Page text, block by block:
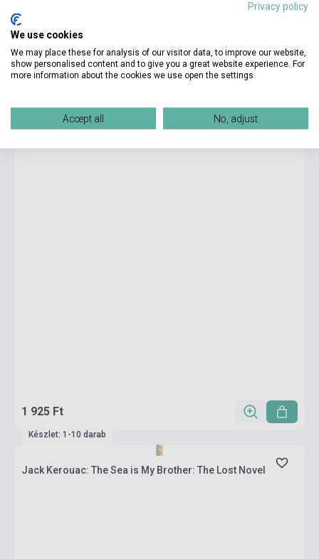
3 475 Ft
Boltunkban pillanatnyilag nem kapható, várható beszerzési idő
négy-hat hét
1 925 Ft
Készlet: 1-10 darab
Jack Kerouac: The Sea is My Brother: The Lost Novel
Privacy policy
We use cookies
We may place these for analysis of our visitor data, to improve our website,
show personalised content and to give you a great website experience. For
more information about the cookies we use open the settings.
Accept all No, adjust